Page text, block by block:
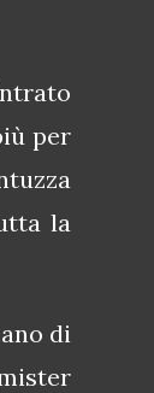
per
la
di